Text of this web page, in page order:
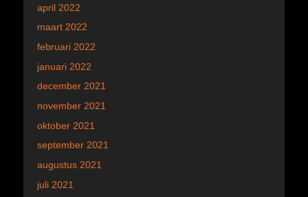
april 2022
maart 2022
februari 2022
januari 2022
december 2021
november 2021
oktober 2021
september 2021
augustus 2021
juli 2021